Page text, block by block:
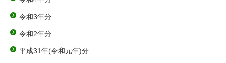
令和3年分
令和2年分
平成31年(令和元年)分